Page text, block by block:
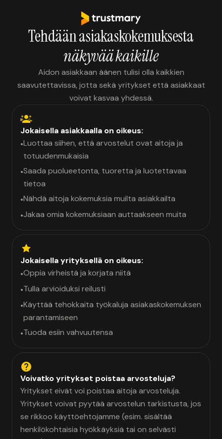
Tehdään asiakaskokemuksesta
näkyvää kaikille
Aidon asiakkaan äänen tulisi olla kaikkien
saavutettavissa, jotta sekä yritykset että asiakkaat
voivat kasvaa yhdessä.
Jokaisella asiakkaalla on oikeus:
•Luottaa siihen, että arvostelut ovat aitoja ja
totuudenmukaisia
•Saada puolueetonta, tuoretta ja luotettavaa
tietoa
•Nähdä aitoja kokemuksia muilta asiakkailta
•Jakaa omia kokemuksiaan auttaakseen muita
Jokaisella yrityksellä on oikeus:
•Oppia virheistä ja korjata niitä
•Tulla arvioiduksi reilusti
•Käyttää tehokkaita työkaluja asiakaskokemuksen
parantamiseen
•Tuoda esiin vahvuutensa
Voivatko yritykset poistaa arvosteluja?
Yritykset eivät voi poistaa aitoja arvosteluja.
Yritykset voivat pyytää arvostelun tarkistusta, jos
se rikkoo käyttöehtojamme (esim. sisältää
henkilökohtaisia hyökkäyksiä tai on selvästi